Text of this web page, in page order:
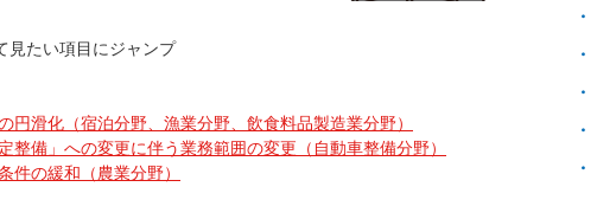
見たい項目にジャンプ
滑化（宿泊分野、漁業分野、飲食料品製造業分野）
備」への変更に伴う業務範囲の変更（自動車整備分野）
件の緩和（農業分野）